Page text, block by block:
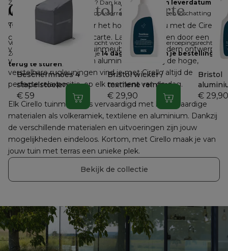
Zijn alle artikelen op voorraad? Dan kan je direct een leverdatum
kiezen. Zijn niet alle artikelen op voorraad, dan krijg je een inschatting
van de verwachte levertijd.
Voor producten die online gekocht worden, geldt het herroepingsrecht.
Zodra je dit hebt gemeld, heb je 14 dagen de tijd om je bestelling
terug te sturen.
Beschermhoes 4
stapelstoelen
In winkelwagen
€ 59
Bristol wicker /
textilene reiniger
In winkelwagen
€ 29,90
Bristol
€ 29,90
Cirello Bristol à la carte
Til je buitenbeleving naar het hoogste niveau met de Cirello
collectie van Bristol à la carte. Laat je inspireren door een
veelzijdig assortiment tuinmeubelen dat modern ontwerp
verzoent met duurzaam aluminium. Dankzij de hoge,
verstelbare rugleuningen vind je met Cirello altijd de
perfecte relaxpositie, op elk moment van de dag.
Elk Cirello tuinmeubel is vervaardigd met hoogwaardige
materialen als volkeramiek, textilene en aluminium. Dankzij
de verschillende materialen en uitvoeringen zijn jouw
mogelijkheden eindeloos. Kortom, met Cirello maak je van
jouw tuin met terras een unieke plek.
Bekijk de collectie